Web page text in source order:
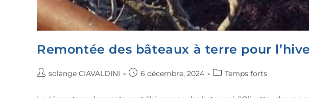
Remontée des bâteaux à terre pour
solange CIAVALDINI 6 décembre, 2024 Temps forts